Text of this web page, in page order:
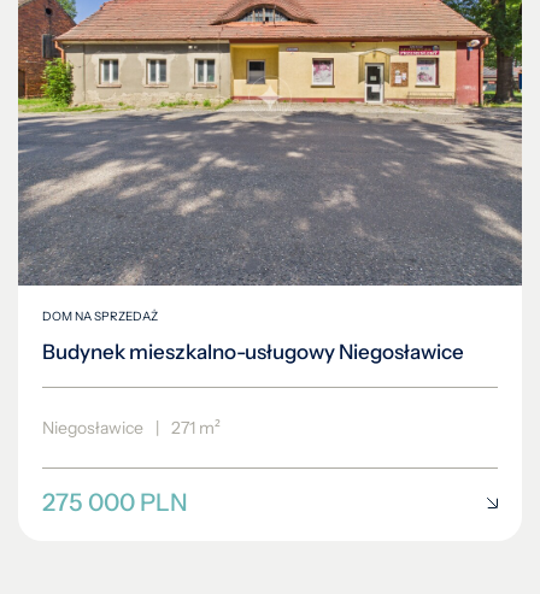
DOM NA SPRZEDAŻ
Budynek mieszkalno-usługowy Niegosławice
Niegosławice | 271 m²
275 000 PLN